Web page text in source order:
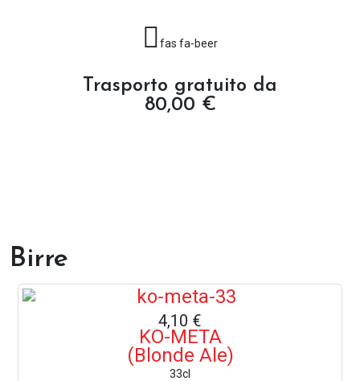
fas fa-beer
Trasporto gratuito da
80,00 €
Birre
4,10 €
KO-META
(Blonde Ale)
33cl